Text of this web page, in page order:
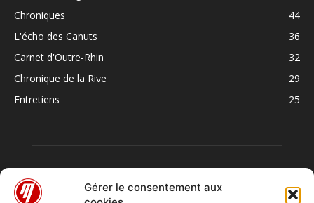
Gérer le consentement aux
Chroniques
44
L'écho des Canuts
36
Carnet d'Outre-Rhin
32
Chronique de la Rive
29
Entretiens
25